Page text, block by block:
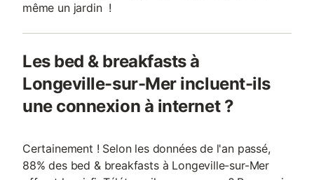
même un jardin !
Les bed & breakfasts à
Longeville-sur-Mer incluent-ils
une connexion à internet ?
Certainement ! Selon les données de l'an passé,
88% des bed & breakfasts à Longeville-sur-Mer